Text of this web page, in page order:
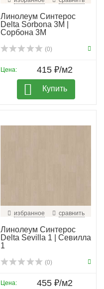
Линолеум Синтерос
Delta Sorbona 3M |
Сорбона 3М
(0)
Цена: 415 ₽/м2
Купить
избранное сравнить
Линолеум Синтерос
Delta Sevilla 1 | Севилла
1
(0)
Цена: 455 ₽/м2